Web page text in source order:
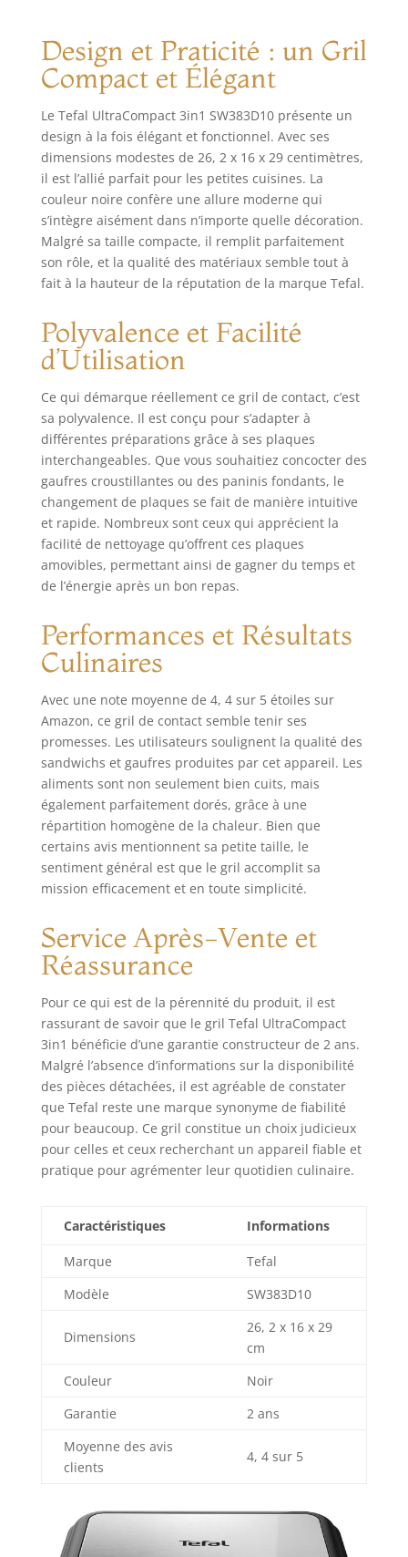
compact se range
facilement pour ne
pas encombrer
PLAQUES
ANTIADHÉSIVES : Le
revêtement
antiadhésif des
plaques assure une
cuisson facile
NETTOYAGE FACILE :
Plaques amovibles
compatibles lave-
d'enfant
Engagement de
réparabilité 15 ans
au juste prix grâce à
notre réseau de
6200 réparateurs
dans le monde,
pour contribuer à la
protection de
l’environnement et à
la réduction des
déchets RAPIDE ET
pour des snacks
prêts en un temps
: Plaques
interchangeables
faciles à retirer pour
plus de polyvalence
et réaliser une
grande diversité de
snacks savoureux
au quotidien
UTILISATION FACILE
: Témoins lumineux
pratiques indiquent
UltraCompact 3-en-
1 est suffisamment
UTILISATION
SÉCURISÉE : Le clip
de verrouillage
assure une sécurité
maximale et une
sérénité totale
INCLUS :
UltraCompact 3-en-
1, plaques à
gaufres, plaques à
Design et Praticité : un Gril
Compact et Élégant
Le Tefal UltraCompact 3in1 SW383D10 présente un
design à la fois élégant et fonctionnel. Avec ses
dimensions modestes de 26, 2 x 16 x 29 centimètres,
il est l’allié parfait pour les petites cuisines. La
couleur noire confère une allure moderne qui
s’intègre aisément dans n’importe quelle décoration.
Malgré sa taille compacte, il remplit parfaitement
son rôle, et la qualité des matériaux semble tout à
fait à la hauteur de la réputation de la marque Tefal.
Polyvalence et Facilité
d’Utilisation
Ce qui démarque réellement ce gril de contact, c’est
sa polyvalence. Il est conçu pour s’adapter à
différentes préparations grâce à ses plaques
interchangeables. Que vous souhaitiez concocter des
gaufres croustillantes ou des paninis fondants, le
changement de plaques se fait de manière intuitive
et rapide. Nombreux sont ceux qui apprécient la
facilité de nettoyage qu’offrent ces plaques
amovibles, permettant ainsi de gagner du temps et
de l’énergie après un bon repas.
Performances et Résultats
Culinaires
Avec une note moyenne de 4, 4 sur 5 étoiles sur
Amazon, ce gril de contact semble tenir ses
promesses. Les utilisateurs soulignent la qualité des
sandwichs et gaufres produites par cet appareil. Les
aliments sont non seulement bien cuits, mais
également parfaitement dorés, grâce à une
répartition homogène de la chaleur. Bien que
certains avis mentionnent sa petite taille, le
sentiment général est que le gril accomplit sa
mission efficacement et en toute simplicité.
Service Après-Vente et
Réassurance
Pour ce qui est de la pérennité du produit, il est
rassurant de savoir que le gril Tefal UltraCompact
3in1 bénéficie d’une garantie constructeur de 2 ans.
Malgré l’absence d’informations sur la disponibilité
des pièces détachées, il est agréable de constater
que Tefal reste une marque synonyme de fiabilité
pour beaucoup. Ce gril constitue un choix judicieux
pour celles et ceux recherchant un appareil fiable et
pratique pour agrémenter leur quotidien culinaire.
Caractéristiques Informations
Marque
Tefal
Modèle
SW383D10
Dimensions
26, 2 x 16 x 29
cm
Couleur
Noir
Garantie
2 ans
Moyenne des avis
clients
4, 4 sur 5